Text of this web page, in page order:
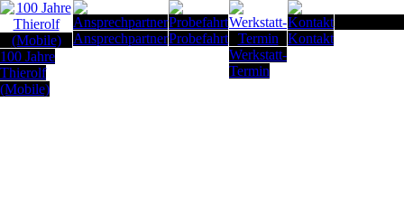
100 Jahre
Thierolf
(Mobile)
AnsprechpartnerProbefahrt
Werkstatt-
Termin
Kontakt